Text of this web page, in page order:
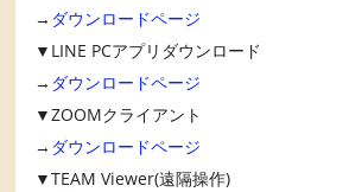
→ ダウンロードページ
▼LINE PCアプリダウンロード
→ ダウンロードページ
▼ZOOMクライアント
→ ダウンロードページ
▼TEAM Viewer(遠隔操作)